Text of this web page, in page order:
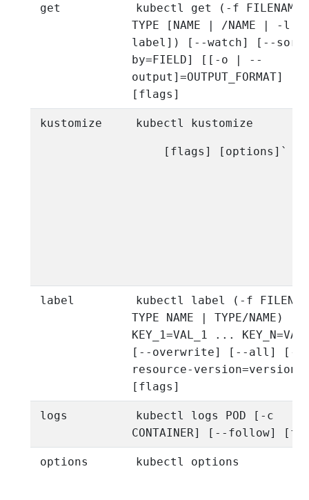
get
kubectl get (-f
TYPE [NAME | /NAME | -l
label]) [--watch] [--
by=FIELD] [[-o | --
output]=OUTPUT_FORMAT]
[flags]
kustomize kubectl kustomize
[flags] [options]`
label
kubectl label (-f
TYPE NAME | TYPE/NAME)
KEY_1=VAL_1 ...
[--overwrite] [--all] [--
resource-version=version]
[flags]
logs
kubectl logs POD [-c
CONTAINER] [--follow]
options kubectl options